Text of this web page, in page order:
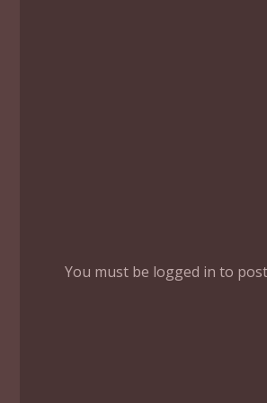
You must be logged in to